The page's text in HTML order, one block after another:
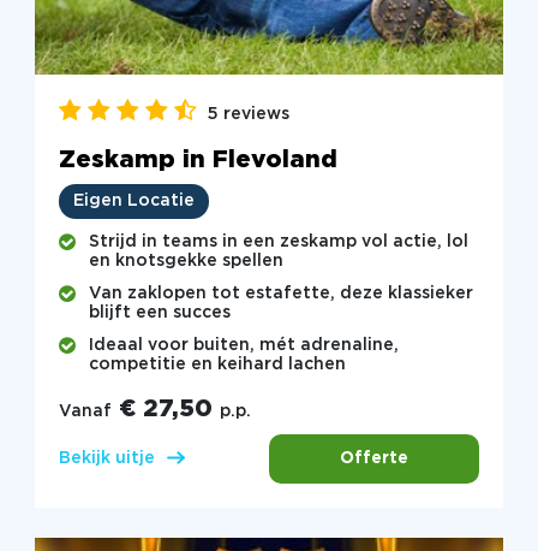
5 reviews
Zeskamp in Flevoland
Eigen Locatie
Strijd in teams in een zeskamp vol actie, lol
en knotsgekke spellen
Van zaklopen tot estafette, deze klassieker
blijft een succes
Ideaal voor buiten, mét adrenaline,
competitie en keihard lachen
Vanaf € 27,50 p.p.
Bekijk uitje Offerte